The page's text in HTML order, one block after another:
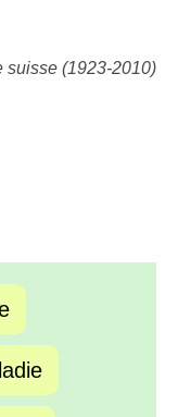
suisse (1923-2010)